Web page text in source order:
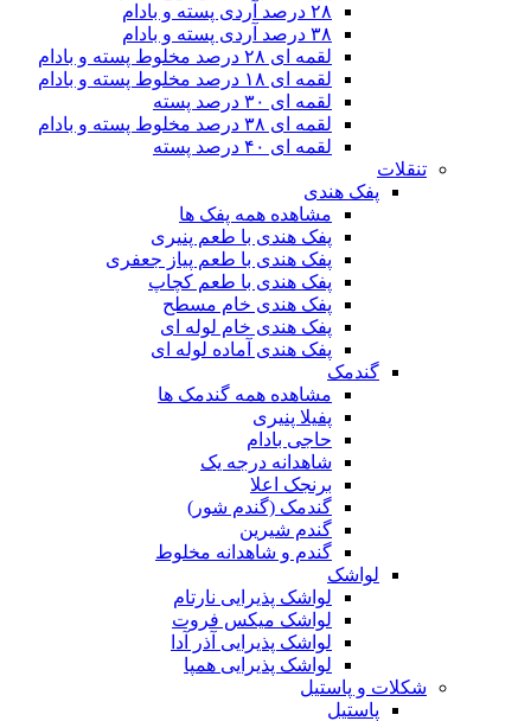
۲۸ درصد آردی پسته و بادام
۳۸ درصد آردی پسته و بادام
لقمه ای ۲۸ درصد مخلوط پسته و بادام
لقمه ای ۱۸ درصد مخلوط پسته و بادام
لقمه ای ۳۰ درصد پسته
لقمه ای ۳۸ درصد مخلوط پسته و بادام
لقمه ای ۴۰ درصد پسته
تنقلات
پفک هندی
مشاهده همه پفک ها
پفک هندی با طعم پنیری
پفک هندی با طعم پیاز جعفری
پفک هندی با طعم کچاپ
پفک هندی خام مسطح
پفک هندی خام لوله ای
پفک هندی آماده لوله ای
گندمک
مشاهده همه گندمک ها
پفیلا پنیری
حاجی بادام
شاهدانه درجه یک
برنجک اعلا
گندمک (گندم شور)
گندم شیرین
گندم و شاهدانه مخلوط
لواشک
لواشک پذیرایی نارتام
لواشک میکس فروت
لواشک پذیرایی آذر آدا
لواشک پذیرایی همپا
شکلات و پاستیل
پاستیل